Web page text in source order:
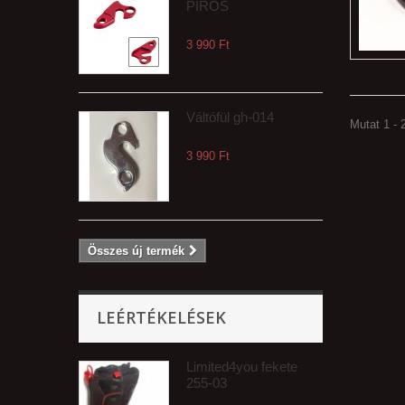
PIROS
3 990 Ft‎
Váltófül gh-014
3 990 Ft‎
Összes új termék
LEÉRTÉKELÉSEK
Limited4you fekete
255-03
Mutat 1 -